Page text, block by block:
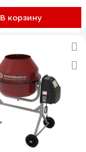
В корзину